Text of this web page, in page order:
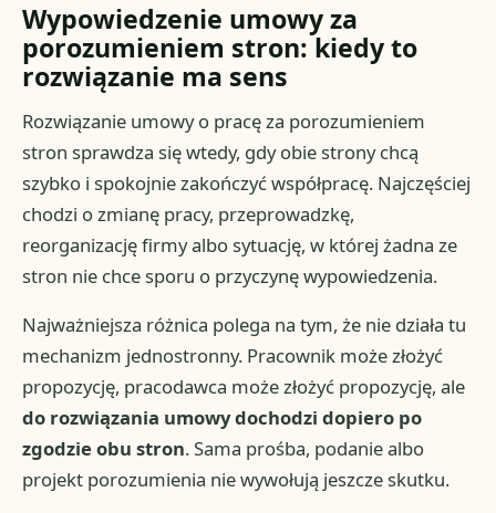
Wypowiedzenie umowy za
porozumieniem stron: kiedy to
rozwiązanie ma sens
Rozwiązanie umowy o pracę za porozumieniem
stron sprawdza się wtedy, gdy obie strony chcą
szybko i spokojnie zakończyć współpracę. Najczęściej
chodzi o zmianę pracy, przeprowadzkę,
reorganizację firmy albo sytuację, w której żadna ze
stron nie chce sporu o przyczynę wypowiedzenia.
Najważniejsza różnica polega na tym, że nie działa tu
mechanizm jednostronny. Pracownik może złożyć
propozycję, pracodawca może złożyć propozycję, ale
do rozwiązania umowy dochodzi dopiero po
zgodzie obu stron. Sama prośba, podanie albo
projekt porozumienia nie wywołują jeszcze skutku.